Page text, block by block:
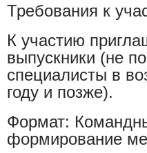
Требования к
К участию
выпускники (не
специалисты в
году и позже).
Формат:
формирование